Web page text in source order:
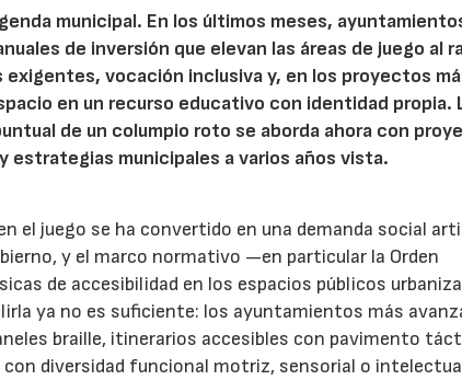
municipal. En los últimos meses,
de inversión que elevan las áreas de juego al
vocación inclusiva y, en los proyectos
en un recurso educativo con identidad propia.
de un columpio roto se aborda ahora con
municipales a varios años vista.
el juego se ha convertido en una demanda social
y el marco normativo —en particular la Orden
de accesibilidad en los espacios públicos
ya no es suficiente: los ayuntamientos más
braille, itinerarios accesibles con pavimento
diversidad funcional motriz, sensorial o